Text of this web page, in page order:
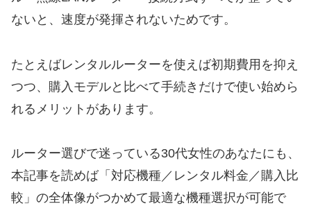
ないと、速度が発揮されないためです。
たとえばレンタルルーターを使えば初期費用を抑え
つつ、購入モデルと比べて手続きだけで使い始めら
れるメリットがあります。
ルーター選びで迷っている30代女性のあなたにも、
本記事を読めば「対応機種／レンタル料金／購入比
較」の全体像がつかめて最適な機種選択が可能で